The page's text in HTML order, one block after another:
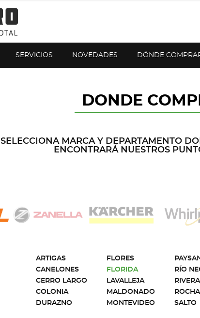
SERVICIOS NOVEDADES DÓNDE
DONDE
SELECCIONA MARCA Y DEPARTAMENTO
ENCONTRARÁ NUESTROS
ARTIGAS
CANELONES
CERRO LARGO
COLONIA
DURAZNO
FLORES
FLORIDA
LAVALLEJA
MALDONADO
MONTEVIDEO
RÍO
RIVERA
ROCHA
SALTO